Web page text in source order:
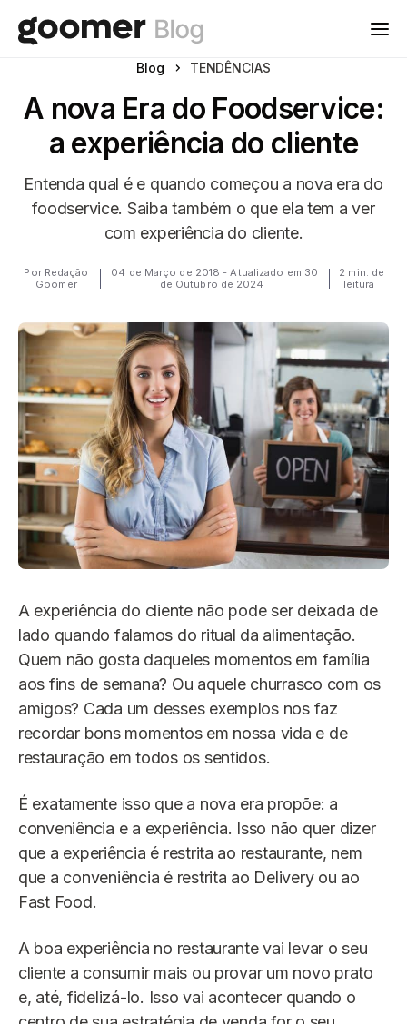
Blog TENDÊNCIAS
A nova Era do Foodservice:
a experiência do cliente
Entenda qual é e quando começou a nova era do
foodservice. Saiba também o que ela tem a ver
com experiência do cliente.
Por Redação
Goomer
04 de Março de 2018 - Atualizado em 30
de Outubro de 2024
2 min. de
leitura
A experiência do cliente não pode ser deixada de
lado quando falamos do ritual da alimentação.
Quem não gosta daqueles momentos em família
aos fins de semana? Ou aquele churrasco com os
amigos? Cada um desses exemplos nos faz
recordar bons momentos em nossa vida e de
restauração em todos os sentidos.
É exatamente isso que a nova era propõe: a
conveniência e a experiência. Isso não quer dizer
que a experiência é restrita ao restaurante, nem
que a conveniência é restrita ao Delivery ou ao
Fast Food.
A boa experiência no restaurante vai levar o seu
cliente a consumir mais ou provar um novo prato
e, até, fidelizá-lo. Isso vai acontecer quando o